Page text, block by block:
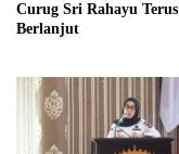
Curug Sri Rahayu Terus
Berlanjut